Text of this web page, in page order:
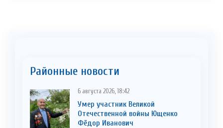
Районные новости
6 августа 2026, 18:42
Умер участник Великой
Отечественной войны Ющенко
Фёдор Иванович